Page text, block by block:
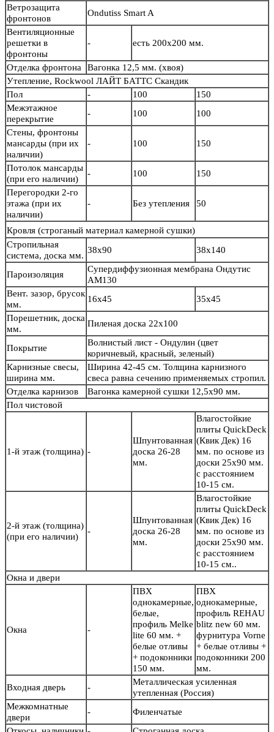
Ветрозащита
фронтонов
Ondutiss Smart A
Вентиляционные
решетки в
фронтоны
- есть 200х200 мм.
Отделка фронтона
Вагонка 12,5 мм. (хвоя)
Утепление, Rockwool ЛАЙТ БАТТС Скандик
Пол
- 100
150
Межэтажное
перекрытие
- 100
100
Стены, фронтоны
мансарды (при их
наличии)
- 100 150
Потолок мансарды
(при его наличии)
- 100
150
Перегородки 2-го
этажа (при их
наличии)
- Без утепления 50
Кровля (строганый материал камерной сушки)
Стропильная
система, доска мм.
38х90 38х140
Пароизоляция
Супердиффузионная мембрана Ондутис
АМ130
Вент. зазор, брусок
мм.
16х45
35х45
Порешетник, доска
мм.
Пиленая доска 22х100
Покрытие
Волнистый лист - Ондулин (цвет
коричневый, красный, зеленый)
Карнизные свесы,
ширина мм.
Ширина 42-45 см. Толщина карнизного
свеса равна сечению применяемых стропил.
Отделка карнизов
Вагонка камерной сушки 12,5х90 мм.
Пол чистовой
1-й этаж (толщина) -
Шпунтованная
доска 26-28
мм.
Влагостойкие
плиты QuickDeck
(Квик Дек) 16
мм. по основе из
доски 25х90 мм.
с расстоянием
10-15 см.
2-й этаж (толщина)
(при его наличии)
-
Шпунтованная
доска 26-28
мм.
Влагостойкие
плиты QuickDeck
(Квик Дек) 16
мм. по основе из
доски 25х90 мм.
с расстоянием
10-15 см..
Окна и двери
Окна -
ПВХ
однокамерные,
белые,
профиль Melke
lite 60 мм. +
белые отливы
+ подоконники
150 мм.
ПВХ
однокамерные,
профиль REHAU
blitz new 60 мм.
фурнитура Vorne
+ белые отливы +
подоконники 200
мм.
Входная дверь
-
Металлическая усиленная
утепленная (Россия)
Межкомнатные
двери
-
Филенчатые